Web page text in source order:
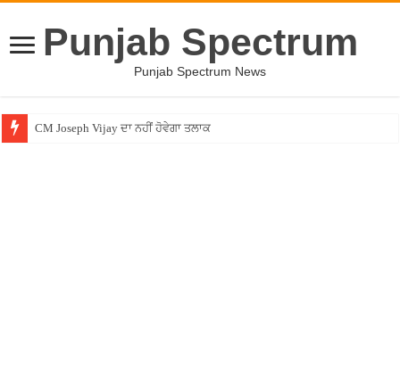
Punjab Spectrum
Punjab Spectrum News
CM Joseph Vijay ਦਾ ਨਹੀਂ ਹੋਵੇਗਾ ਤਲਾਕ